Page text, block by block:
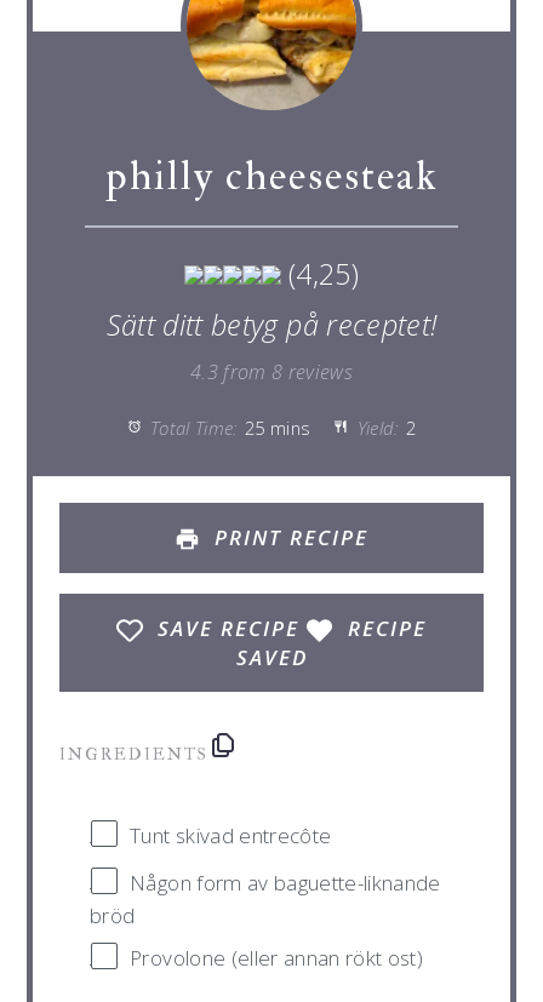
philly cheesesteak
(4,25)
Sätt ditt betyg på receptet!
4.3from 8 reviews
Total Time: 25 mins Yield: 2
PRINT RECIPE
SAVE RECIPE
RECIPE
SAVED
INGREDIENTS
Tunt skivad entrecôte
Någon form av baguette-liknande
bröd
Provolone (eller annan rökt ost)